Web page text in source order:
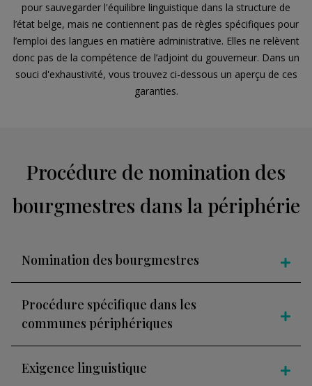
pour sauvegarder l'équilibre linguistique dans la structure de
l’état belge, mais ne contiennent pas de règles spécifiques pour
l’emploi des langues en matière administrative. Elles ne relèvent
donc pas de la compétence de l’adjoint du gouverneur. Dans un
souci d'exhaustivité, vous trouvez ci-dessous un aperçu de ces
garanties.
Procédure de nomination des
bourgmestres dans la périphérie
Nomination des bourgmestres
Procédure spécifique dans les
communes périphériques
Exigence linguistique